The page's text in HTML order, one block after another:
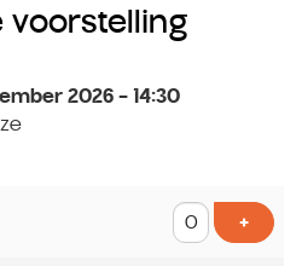
voorstelling
2026 - 14:30
+Voeg